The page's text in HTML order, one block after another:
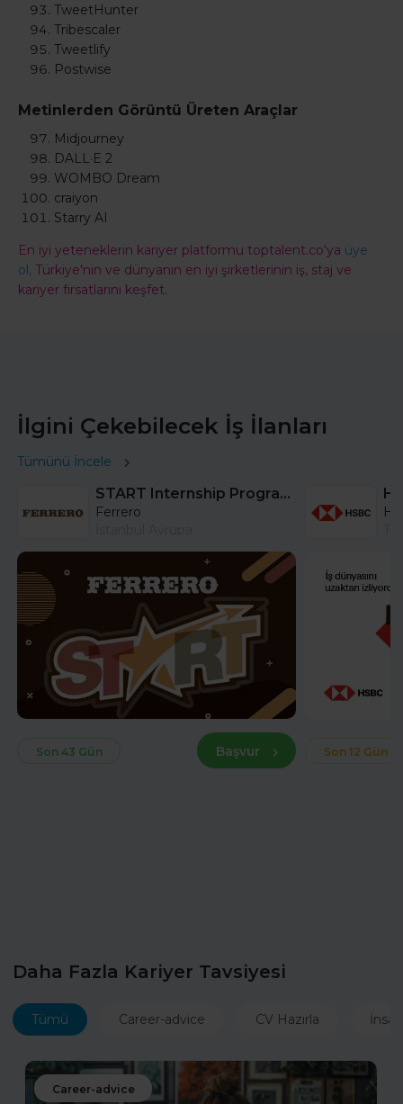
TweetHunter
Tribescaler
Tweetlify
Postwise
Metinlerden Görüntü Üreten Araçlar
Midjourney
DALL·E 2
WOMBO Dream
craiyon
Starry AI
En iyi yeteneklerin kariyer platformu toptalent.co'ya üye
ol, Türkiye'nin ve dünyanın en iyi şirketlerinin iş, staj ve
kariyer fırsatlarını keşfet.
İlgini Çekebilecek İş İlanları
Tümünü İncele
START Internship Program (Sales) - Istanbul
Ferrero
Son 43 Gün Başvur Son 12 Gün
Daha Fazla Kariyer Tavsiyesi
Tümü Career-advice CV Hazırla
Career-advice